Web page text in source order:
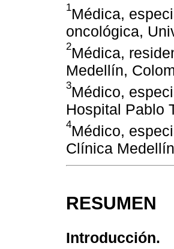
1Médica,
oncológica,
2Médica,
Medellín,
3Médico,
Hospital Pablo
4Médico,
Clínica
RESUMEN
Introducción.